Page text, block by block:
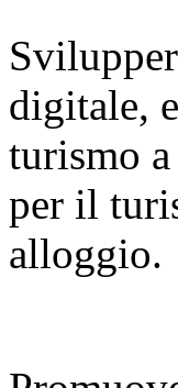
digitale,
turismo
per il
alloggio.